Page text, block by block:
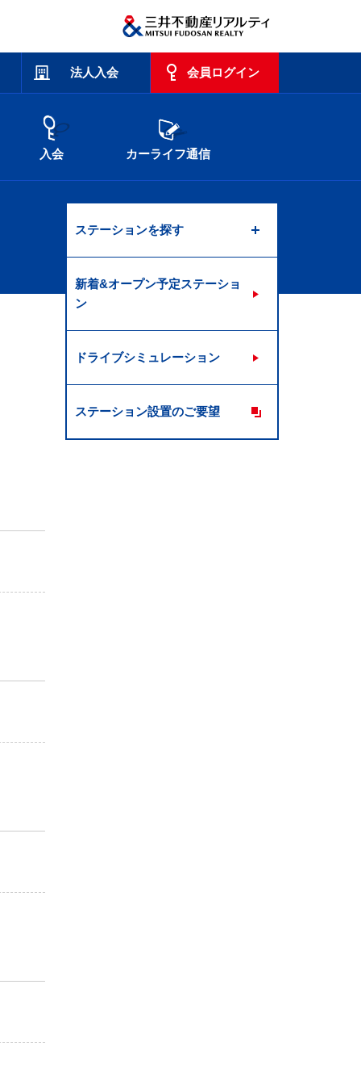
法人入会 会員ログイン
入会 カーライフ通信
ステーションを探す
新着&オープン予定ステーショ
ン
ドライブシミュレーション
ステーション設置のご要望